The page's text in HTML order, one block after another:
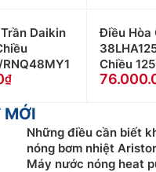
Daikin
Điều Hòa
Chiều
MỚI
Những điều cần biết
nóng bơm nhiệt
Máy nước nóng heat